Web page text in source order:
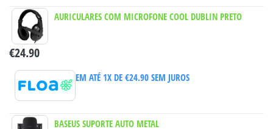
AURICULARES COM MICROFONE COOL DUBLIN PRETO
€24.90
EM ATÉ 1X DE €24.90SEM JUROS
BASEUS SUPORTE AUTO METAL